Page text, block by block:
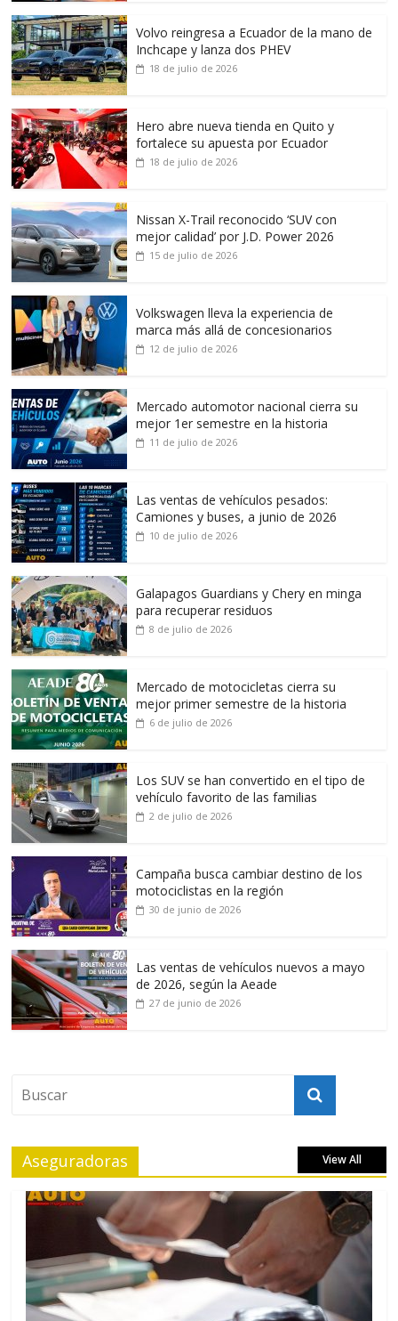
Volvo reingresa a Ecuador de la mano de
Inchcape y lanza dos PHEV
18 de julio de 2026
Hero abre nueva tienda en Quito y
fortalece su apuesta por Ecuador
18 de julio de 2026
Nissan X-Trail reconocido ‘SUV con
mejor calidad’ por J.D. Power 2026
15 de julio de 2026
Volkswagen lleva la experiencia de
marca más allá de concesionarios
12 de julio de 2026
Mercado automotor nacional cierra su
mejor 1er semestre en la historia
11 de julio de 2026
Las ventas de vehículos pesados:
Camiones y buses, a junio de 2026
10 de julio de 2026
Galapagos Guardians y Chery en minga
para recuperar residuos
8 de julio de 2026
Mercado de motocicletas cierra su
mejor primer semestre de la historia
6 de julio de 2026
Los SUV se han convertido en el tipo de
vehículo favorito de las familias
2 de julio de 2026
Campaña busca cambiar destino de los
motociclistas en la región
30 de junio de 2026
Las ventas de vehículos nuevos a mayo
de 2026, según la Aeade
27 de junio de 2026
Aseguradoras View All